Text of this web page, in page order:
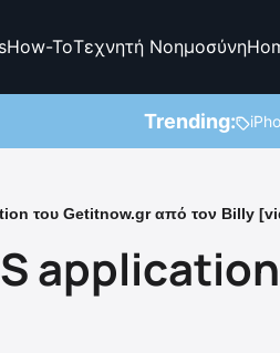
How-ToΤεχνητή Νοημοσύνη
Trending:
του Getitnow.gr από τον Billy